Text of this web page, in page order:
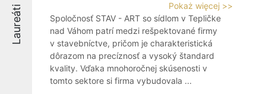
Laureáti
Pokaż więcej >>
Spoločnosť STAV - ART so sídlom v Tepličke
nad Váhom patrí medzi rešpektované firmy
v stavebníctve, pričom je charakteristická
dôrazom na precíznosť a vysoký štandard
kvality. Vďaka mnohoročnej skúsenosti v
tomto sektore si firma vybudovala ...